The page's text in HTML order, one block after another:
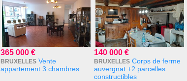
365 000 €
BRUXELLES Vente
appartement 3 chambres
140 000 €
BRUXELLES Corps de ferme
auvergnat +2 parcelles
constructibles